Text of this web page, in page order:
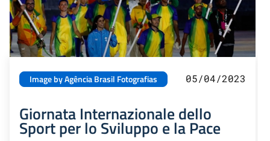
Image by Agência Brasil Fotografias 05/04/2023
Giornata Internazionale dello
Sport per lo Sviluppo e la Pace